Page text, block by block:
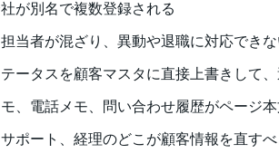
が別名で複数登録される
当者が混ざり、異動や退職に対応できな
ータスを顧客マスタに直接上書きして
、電話メモ、問い合わせ履歴がページ
ポート、経理のどこが顧客情報を直す